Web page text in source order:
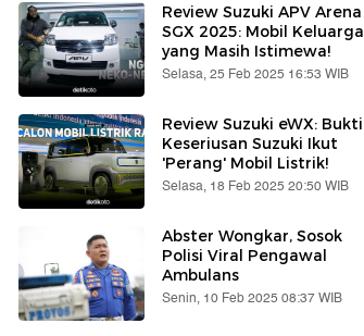
Review Suzuki APV Arena
SGX 2025: Mobil Keluarga
yang Masih Istimewa!
Selasa, 25 Feb 2025 16:53 WIB
Review Suzuki eWX: Bukti
Keseriusan Suzuki Ikut
'Perang' Mobil Listrik!
Selasa, 18 Feb 2025 20:50 WIB
Abster Wongkar, Sosok
Polisi Viral Pengawal
Ambulans
Senin, 10 Feb 2025 08:37 WIB